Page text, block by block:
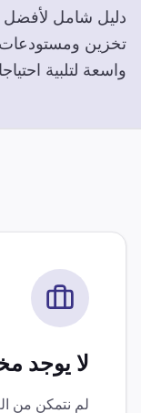
دليل شامل لأفضل
تخزين ومستودعات
واسعة لتلبية
لا يوجد
لم نتمكن من